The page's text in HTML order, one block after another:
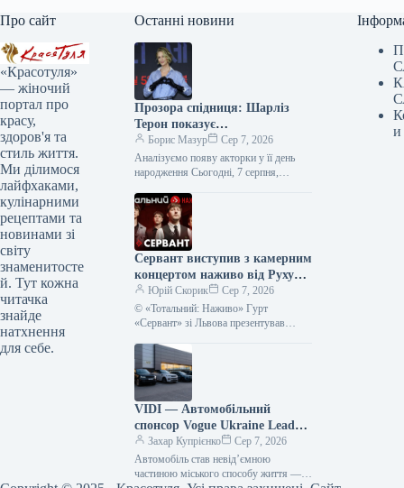
Про сайт
«Красотуля»
— жіночий
портал про
красу,
здоров'я та
стиль життя.
Ми ділимося
лайфхаками,
кулінарними
рецептами та
новинами зі
світу
знаменитосте
й. Тут кожна
читачка
знайде
натхнення
для себе.
Останні новини
Прозора спідниця: Шарліз
Терон показує
найвідважніший тренд 2026
року
Борис Мазур
Сер 7, 2026
Аналізуємо появу акторки у її день
народження Сьогодні, 7 серпня,
чудова нагода звернути увагу…
Сервант виступив з камерним
концертом наживо від Руху
опору ССО – фото, відео
Юрій Скорик
Сер 7, 2026
© «Тотальний: Наживо» Гурт
«Сервант» зі Львова презентував
«Тотальний: Наживо». Запис був
створений на підтримку…
VIDI — Автомобільний
спонсор Vogue Ukraine Leaders
Gala: Які автівки будуть
представлені на події
Захар Купрієнко
Сер 7, 2026
Автомобіль став невід’ємною
частиною міського способу життя —
и